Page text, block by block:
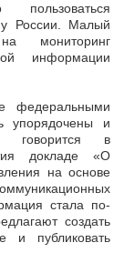
России. Малый
мониторинг
информации
федеральными
упорядочены и
говорится в
докладе «О
на основе
стала по-
создать
и публиковать